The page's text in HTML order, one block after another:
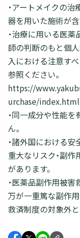
・アートメイクの
器を用いた施術が含
・治療に用いる医
師の判断のもと個
入における注意す
参照ください。
https://
urchase/index.html
・同一成分や性能
ん。
・諸外国における
重大なリスク・副
があります。
・医薬品副作用被
万が一重篤な副作
救済制度の対象外と